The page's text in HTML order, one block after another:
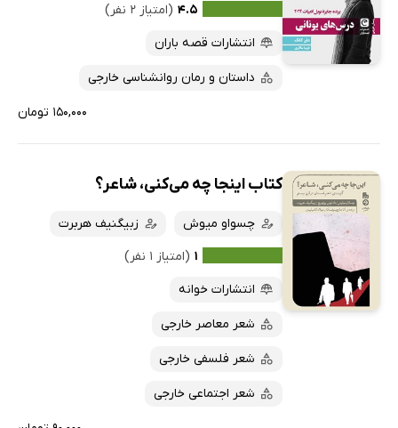
۴.۵ (امتیاز ۲ نفر)
انتشارات قصه باران
داستان و رمان روانشناسی خارجی
۱۵۰,۰۰۰ تومان
کتاب اینجا چه می‌کنی، شاعر؟
چسواو میوش
زبیگنیف هربرت
۱ (امتیاز ۱ نفر)
انتشارات خوانه
شعر معاصر خارجی
شعر فلسفی خارجی
شعر اجتماعی خارجی